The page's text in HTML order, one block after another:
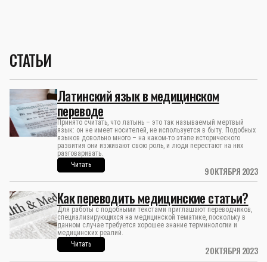
СТАТЬИ
9 ОКТЯБРЯ 2023
Латинский язык в медицинском
переводе
Принято считать, что латынь – это так называемый мертвый
язык: он не имеет носителей, не используется в быту. Подобных
языков довольно много – на каком-то этапе исторического
развития они изживают свою роль, и люди перестают на них
разговаривать.
Читать
2 ОКТЯБРЯ 2023
Как переводить медицинские статьи?
Для работы с подобными текстами приглашают переводчиков,
специализирующихся на медицинской тематике, поскольку в
данном случае требуется хорошее знание терминологии и
медицинских реалий.
Читать